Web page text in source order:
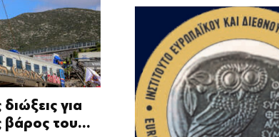
για
βάρος του...